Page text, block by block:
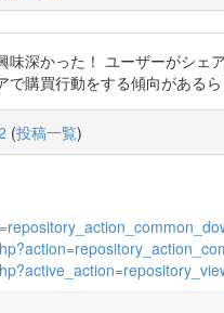
深かった！ ユーザーがシ
で購買行動をする傾向がある
(投稿一覧)